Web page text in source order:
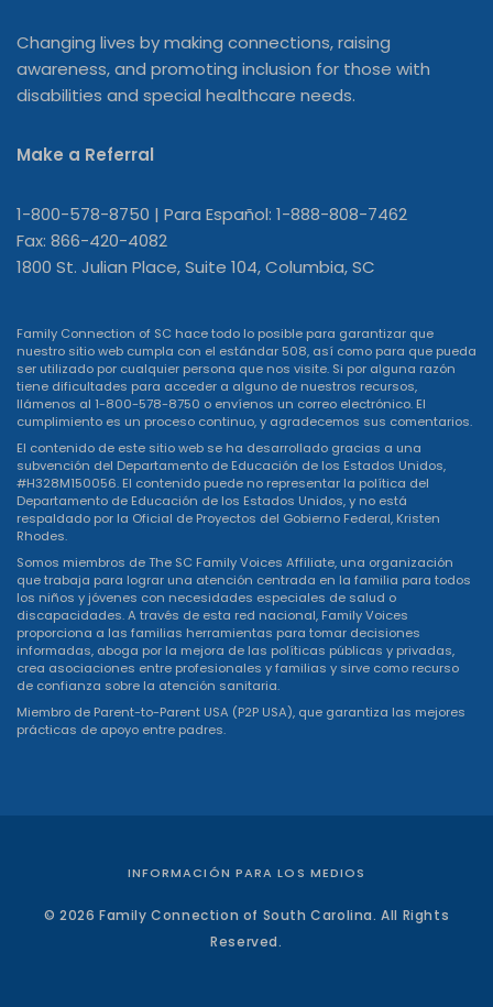
Changing lives by making connections, raising
awareness, and promoting inclusion for those with
disabilities and special healthcare needs.
Make a Referral
1-800-578-8750 | Para Español: 1-888-808-7462
Fax: 866-420-4082
1800 St. Julian Place, Suite 104, Columbia, SC
Family Connection of SC hace todo lo posible para garantizar que
nuestro sitio web cumpla con el estándar 508, así como para que pueda
ser utilizado por cualquier persona que nos visite. Si por alguna razón
tiene dificultades para acceder a alguno de nuestros recursos,
llámenos al 1-800-578-8750 o envíenos un correo electrónico. El
cumplimiento es un proceso continuo, y agradecemos sus comentarios.
El contenido de este sitio web se ha desarrollado gracias a una
subvención del Departamento de Educación de los Estados Unidos,
#H328M150056. El contenido puede no representar la política del
Departamento de Educación de los Estados Unidos, y no está
respaldado por la Oficial de Proyectos del Gobierno Federal, Kristen
Rhodes.
Somos miembros de The SC Family Voices Affiliate, una organización
que trabaja para lograr una atención centrada en la familia para todos
los niños y jóvenes con necesidades especiales de salud o
discapacidades. A través de esta red nacional, Family Voices
proporciona a las familias herramientas para tomar decisiones
informadas, aboga por la mejora de las políticas públicas y privadas,
crea asociaciones entre profesionales y familias y sirve como recurso
de confianza sobre la atención sanitaria.
Miembro de Parent-to-Parent USA (P2P USA), que garantiza las mejores
prácticas de apoyo entre padres.
INFORMACIÓN PARA LOS MEDIOS
© 2026 Family Connection of South Carolina. All Rights
Reserved.